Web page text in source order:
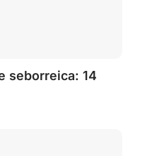
seborreica: 14